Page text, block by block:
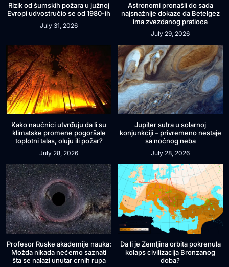
Rizik od šumskih požara u južnoj
Evropi udvostručio se od 1980-ih
July 31, 2026
Astronomi pronašli do sada
najsnažnije dokaze da Betelgez
ima zvezdanog pratioca
July 29, 2026
Kako naučnici utvrđuju da li su
klimatske promene pogoršale
toplotni talas, oluju ili požar?
July 28, 2026
Jupiter sutra u solarnoj
konjunkciji – privremeno nestaje
sa noćnog neba
July 28, 2026
Profesor Ruske akademije nauka:
Možda nikada nećemo saznati
šta se nalazi unutar crnih rupa
Da li je Zemljina orbita pokrenula
kolaps civilizacija Bronzanog
doba?